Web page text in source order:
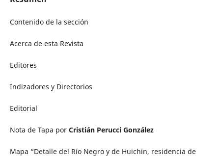
Contenido de la sección
Acerca de esta Revista
Editores
Indizadores y Directorios
Editorial
Nota de Tapa por Cristián Perucci González
Mapa “Detalle del Río Negro y de Huichin, residencia de